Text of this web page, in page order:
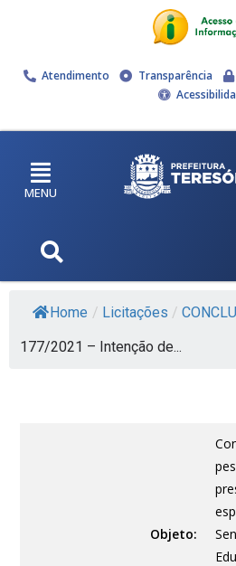
Atendimento Transparência
MENU
Home / Licitações /
177/2021 – Intenção de...
Objeto: